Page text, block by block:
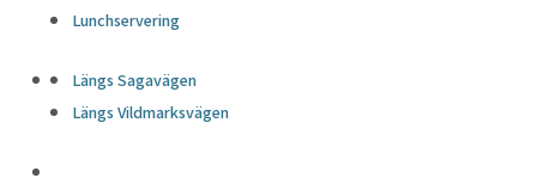
Lunchservering
Längs Sagavägen
Längs Vildmarksvägen